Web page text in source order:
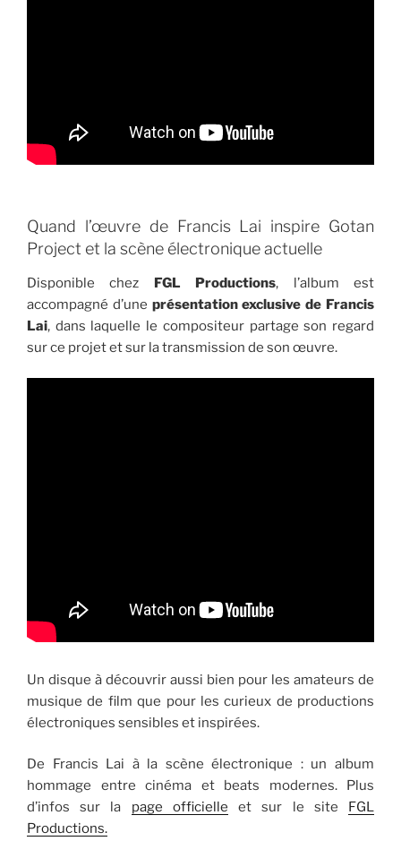
Quand l’œuvre de Francis Lai inspire Gotan
Project et la scène électronique actuelle
Disponible chez FGL Productions, l’album est
accompagné d’une présentation exclusive de Francis
Lai, dans laquelle le compositeur partage son regard
sur ce projet et sur la transmission de son œuvre.
Un disque à découvrir aussi bien pour les amateurs de
musique de film que pour les curieux de productions
électroniques sensibles et inspirées.
De Francis Lai à la scène électronique : un album
hommage entre cinéma et beats modernes. Plus
d’infos sur la page officielle et sur le site FGL
Productions.